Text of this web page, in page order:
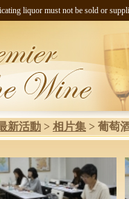
liquor must not be sold or
新活動 > 相片集 > 葡萄